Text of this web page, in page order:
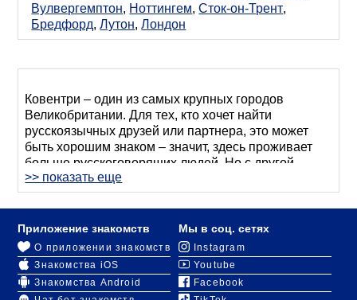
Вулвергемптон, Ноттингем,Сток-он-Трент,
Бредфорд,Лутон,Лондон
Ковентри – один из самых крупных городов
Великобритании. Для тех, кто хочет найти
русскоязычных друзей или партнера, это может
быть хорошим знаком – значит, здесь проживает
больше русскоговорящих людей. Но с другой
стороны в большом городе сложнее просто на
улице или в баре услышать родную речь. Придется
искать другие способы познакомиться с
соотечественниками.
Интернет – один из лучших способов знакомства в
Ковентри с мужчинами и женщинами,
приехавшими из стран СНГ. Сайт RusDate создан
>> показать еще
Приложение знакомств
О приложении знакомств
Знакомства iOS
Знакомства Android
Мы в соц. сетях
Instagram
Youtube
Facebook